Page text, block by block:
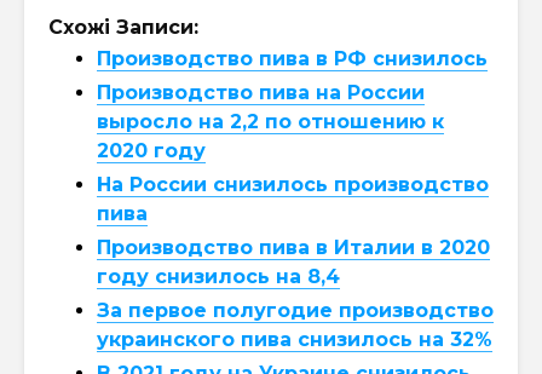
Схожі Записи:
Производство пива в РФ снизилось
Производство пива на России
выросло на 2,2 по отношению к
2020 году
На России снизилось производство
пива
Производство пива в Италии в 2020
году снизилось на 8,4
За первое полугодие производство
украинского пива снизилось на 32%